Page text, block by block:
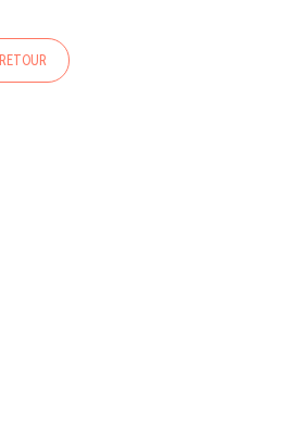
RETOUR